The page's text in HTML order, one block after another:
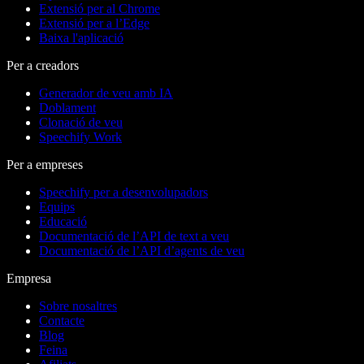
Extensió per al Chrome
Extensió per a l’Edge
Baixa l'aplicació
Per a creadors
Generador de veu amb IA
Doblament
Clonació de veu
Speechify Work
Per a empreses
Speechify per a desenvolupadors
Equips
Educació
Documentació de l’API de text a veu
Documentació de l’API d’agents de veu
Empresa
Sobre nosaltres
Contacte
Blog
Feina